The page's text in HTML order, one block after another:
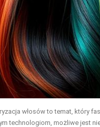
włosów to temat, który
technologiom, możliwe jest